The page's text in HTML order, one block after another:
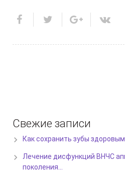
Свежие записи
Как сохранить зубы
Лечение дисфункций ВНЧС
поколения…